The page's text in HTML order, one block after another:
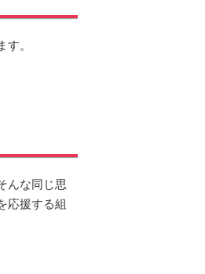
。
んな同じ思
応援する組